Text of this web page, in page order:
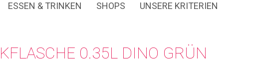
ESSEN & TRINKEN SHOPS UNSERE KRITERIEN
0.35L DINO GRÜN